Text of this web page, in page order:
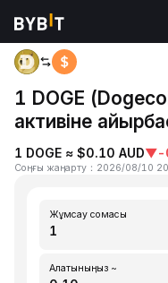
Басты бет
1 DOGE
активіне
1 DOGE ≈ $0.10 AUD▼-
Соңғы жаңарту ： 2026/08/10
Жұмсау сомасы
Алатыныңыз ~